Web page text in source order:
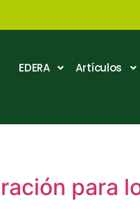
EDERA Artículos
para